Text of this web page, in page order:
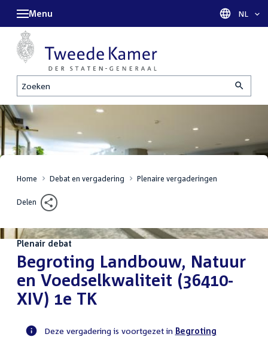
Zoeken
Menu Taal
NL
Home Debat en vergadering Plenaire vergaderingen
Delen
Plenair debat
:Begroting Landbouw, Natuur
en Voedselkwaliteit (36410-
XIV) 1e TK
Deze vergadering is voortgezet in Begroting